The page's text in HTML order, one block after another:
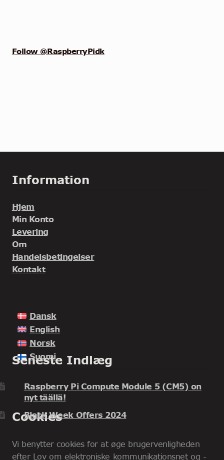
Follow @RaspberryPidk
Information
Hjem
Min Konto
Levering
Om
Handelsbetingelser
Kontakt
Dansk
English
Norsk
Suomi
Seneste Indlæg
Raspberry Pi Compute Module 5 (CM5) on
nyt täällä!
Black Week Offers 2024
Cookies
Vi benytter cookies for at øge brugervenligheden
efter Lov om elektroniske kommunikationsnet og -